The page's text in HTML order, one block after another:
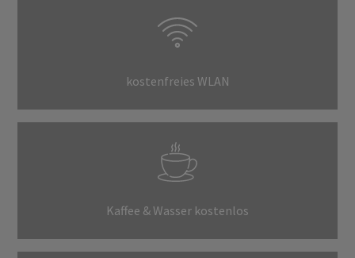
kostenfreies WLAN
Kaffee & Wasser kostenlos